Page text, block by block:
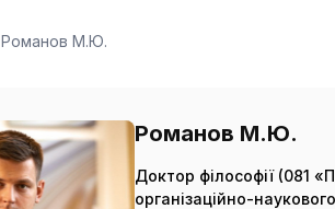
Романов М.Ю.
Романов М.Ю.
Доктор філософії (081
організаційно-